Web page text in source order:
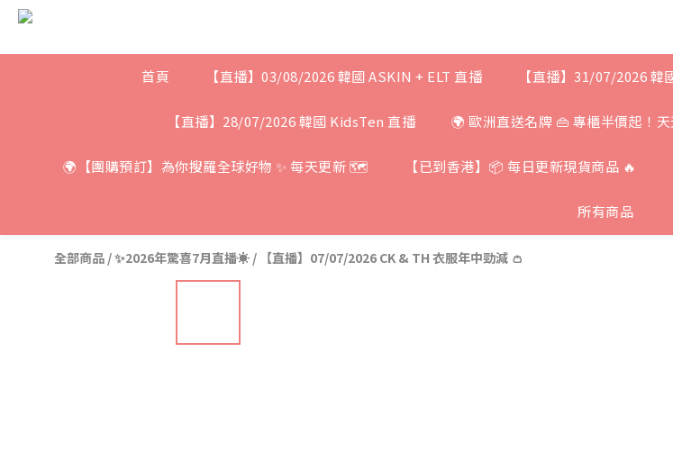
首頁 【直播】03/08/2026 韓國 ASKIN + ELT 直播 【直播】31/07/2026 韓
【直播】28/07/2026 韓國 KidsTen 直播 🌍 歐洲直送名牌 👜 專櫃半價起！
🌍【團購預訂】為你搜羅全球好物 ✨ 每天更新 🗺 【已到香港】📦 每日更新現貨商品 🔥
所有商品
全部商品 /✨2026年驚喜7月直播☀️ / 【直播】07/07/2026 CK & TH 衣服年中勁減 👛